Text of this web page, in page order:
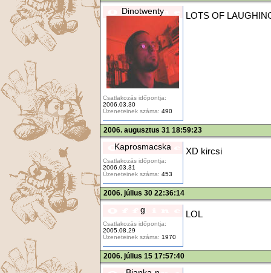
Dinotwenty
Csatlakozás időpontja:
2006.03.30
Üzeneteinek száma: 490
LOTS OF
2006. augusztus 31 18:59:23
Kaprosmacska
Csatlakozás időpontja:
2006.03.31
Üzeneteinek száma: 453
XD kircsi
2006. július 30 22:36:14
g
Csatlakozás időpontja:
2005.08.29
Üzeneteinek száma: 1970
LOL
2006. július 15 17:57:40